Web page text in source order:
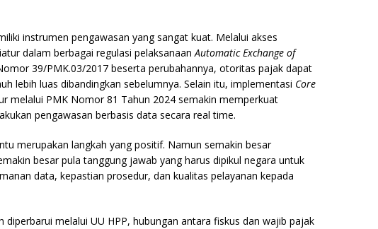
instrumen pengawasan yang sangat kuat. Melalui akses
dalam berbagai regulasi pelaksanaanAutomatic Exchange of
39/PMK.03/2017 beserta perubahannya, otoritas pajak dapat
lebih luas dibandingkan sebelumnya. Selain itu, implementasi Core
melalui PMK Nomor 81 Tahun 2024 semakin memperkuat
pengawasan berbasis data secara real time.
merupakan langkah yang positif. Namun semakin besar
besar pula tanggung jawab yang harus dipikul negara untuk
data, kepastian prosedur, dan kualitas pelayanan kepada
diperbarui melalui UU HPP, hubungan antara fiskus dan wajib pajak